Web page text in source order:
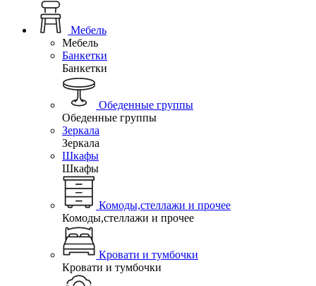
Мебель
Мебель
Банкетки
Банкетки
Обеденные группы
Обеденные группы
Зеркала
Зеркала
Шкафы
Шкафы
Комоды,стеллажи и прочее
Комоды,стеллажи и прочее
Кровати и тумбочки
Кровати и тумбочки